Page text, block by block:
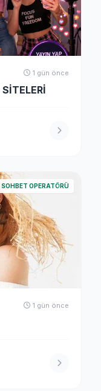
1 gün önce
SOHBET OPERATÖRÜ
1 gün önce